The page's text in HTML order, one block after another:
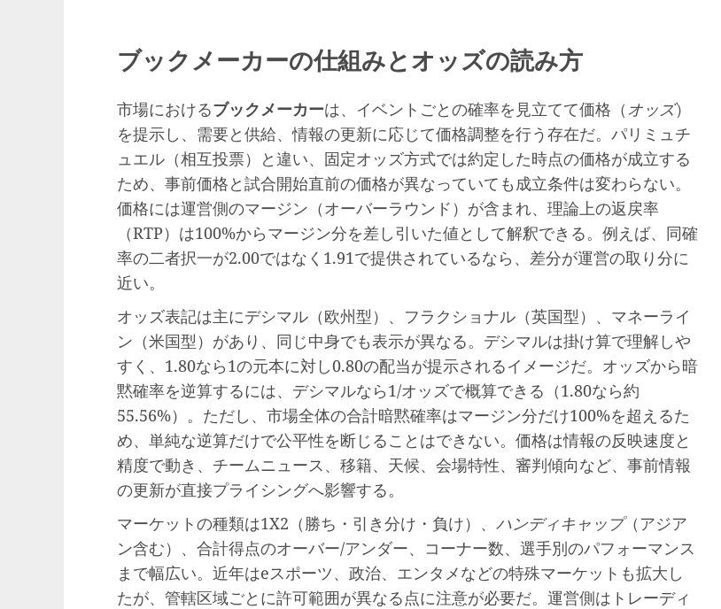
ブックメーカーの仕組みとオッズの読み方
市場におけるブックメーカーは、イベントごとの確率を見立てて価格（オッズ）
を提示し、需要と供給、情報の更新に応じて価格調整を行う存在だ。パリミュチ
ュエル（相互投票）と違い、固定オッズ方式では約定した時点の価格が成立する
ため、事前価格と試合開始直前の価格が異なっていても成立条件は変わらない。
価格には運営側のマージン（オーバーラウンド）が含まれ、理論上の返戻率
（RTP）は100%からマージン分を差し引いた値として解釈できる。例えば、同確
率の二者択一が2.00ではなく1.91で提供されているなら、差分が運営の取り分に
近い。
オッズ表記は主にデシマル（欧州型）、フラクショナル（英国型）、マネーライ
ン（米国型）があり、同じ中身でも表示が異なる。デシマルは掛け算で理解しや
すく、1.80なら1の元本に対し0.80の配当が提示されるイメージだ。オッズから暗
黙確率を逆算するには、デシマルなら1/オッズで概算できる（1.80なら約
55.56%）。ただし、市場全体の合計暗黙確率はマージン分だけ100%を超えるた
め、単純な逆算だけで公平性を断じることはできない。価格は情報の反映速度と
精度で動き、チームニュース、移籍、天候、会場特性、審判傾向など、事前情報
の更新が直接プライシングへ影響する。
マーケットの種類は1X2（勝ち・引き分け・負け）、 ハンディキャップ（アジア
ン含む）、合計得点のオーバー/アンダー、コーナー数、選手別のパフォーマンス
まで幅広い。近年はeスポーツ、政治、エンタメなどの特殊マーケットも拡大し
たが、管轄区域ごとに許可範囲が異なる点に注意が必要だ。運営側はトレーディ